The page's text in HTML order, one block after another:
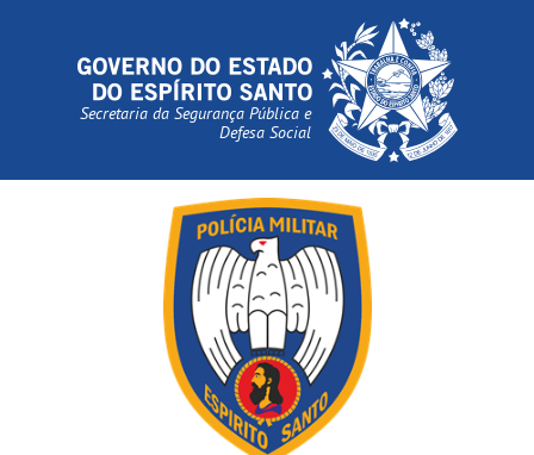
Secretaria da Segurança Pública e
Defesa Social